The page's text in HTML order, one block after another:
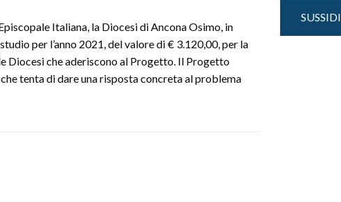
Italiana, la Diocesi di Ancona Osimo, in
per l’anno 2021, del valore di € 3.120,00, per la
Diocesi che aderiscono al Progetto. Il Progetto
tenta di dare una risposta concreta al problema
SUSSIDI